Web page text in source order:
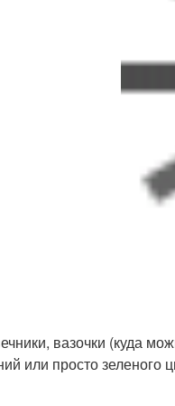
вазочки (куда
или просто зеленого